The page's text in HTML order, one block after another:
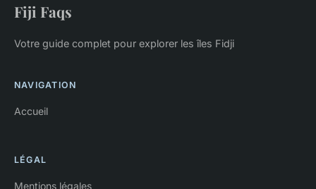
Fiji Faqs
Votre guide complet pour explorer les îles Fidji
NAVIGATION
Accueil
LÉGAL
Mentions légales